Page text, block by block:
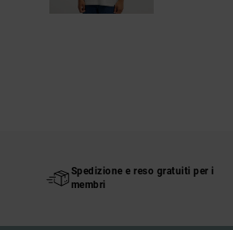
Spedizione e reso gratuiti per i
membri